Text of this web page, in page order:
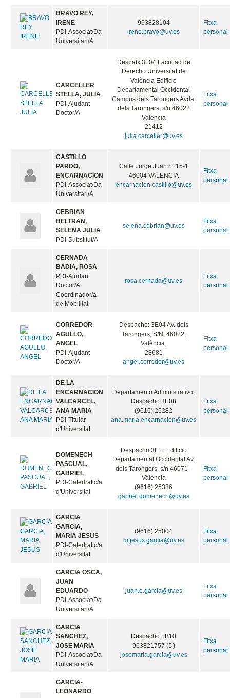
BRAVO REY,
IRENE
PDI-Associat/Da
Universitari/A
963828104
irene.bravo@uv.es
Fitxa
personal
CARCELLER
STELLA, JULIA
PDI-Ajudant
Doctor/A
Despatx 3F04 Facultad de
Derecho Universitat de
València Edificio
Departamental Occidental
Campus dels Tarongers Avda.
dels Tarongers, s/n 46022
Valencia
21412
julia.carceller@uv.es
Fitxa
personal
CASTILLO
PARDO,
ENCARNACION
PDI-Associat/Da
Universitari/A
Calle Jorge Juan nº 15-1
46004 VALENCIA
encarnacion.castillo@uv.es
Fitxa
personal
CEBRIAN
BELTRAN,
SELENA JULIA
PDI-Substitut/A
selena.cebrian@uv.es
Fitxa
personal
CERNADA
BADIA, ROSA
PDI-Ajudant
Doctor/A
Coordinador/a
de Mobilitat
rosa.cernada@uv.es
Fitxa
personal
CORREDOR
AGULLO,
ANGEL
PDI-Ajudant
Doctor/A
Despacho: 3E04 Av. dels
Tarongers, S/N, 46022,
València.
28681
angel.corredor@uv.es
Fitxa
personal
DE LA
ENCARNACION
VALCARCEL,
ANA MARIA
PDI-Titular
d'Universitat
Departamento Administrativo,
Despacho 3E08
(9616) 25282
ana.maria.encarnacion@uv.es
Fitxa
personal
DOMENECH
PASCUAL,
GABRIEL
PDI-Catedratic/a
d'Universitat
Despacho 3F11 Edificio
Departamental Occidental Av.
dels Tarongers, s/n 46071 -
València
(9616) 25386
gabriel.domenech@uv.es
Fitxa
personal
GARCIA
GARCIA,
MARIA JESUS
PDI-Catedratic/a
d'Universitat
(9616) 25004
m.jesus.garcia@uv.es
Fitxa
personal
GARCIA OSCA,
JUAN
EDUARDO
PDI-Associat/Da
Universitari/A
juan.e.garcia@uv.es
Fitxa
personal
GARCIA
SANCHEZ,
JOSE MARIA
PDI-Associat/Da
Universitari/A
Despacho 1B10
963821757 (D)
josemaria.garcia@uv.es
Fitxa
personal
GARCIA-
LEONARDO